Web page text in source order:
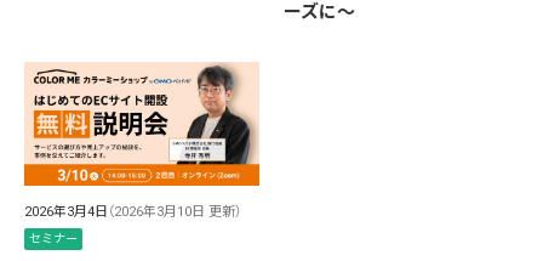
ーズに～
2026年3月4日 （2026年3月10日 更新）
セミナー